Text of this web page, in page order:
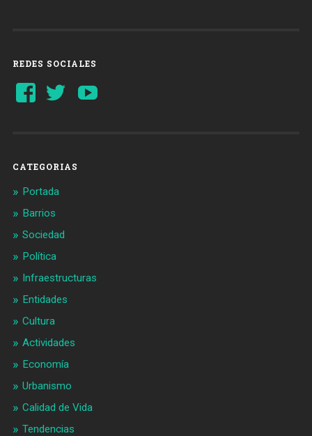
REDES SOCIALES
Ver
perfil
Ver
perfil
CATEGORIAS
Portada
Barrios
Sociedad
Política
Infraestructuras
Entidades
Cultura
Actividades
Economía
Urbanismo
Calidad de Vida
Tendencias